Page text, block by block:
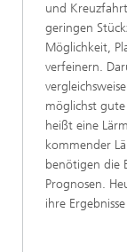
und
geringen
Möglichkeit,
verfeinern.
möglichst
heißt eine
kommender
benötigen die
Prognosen.
ihre